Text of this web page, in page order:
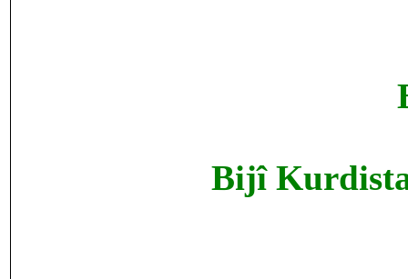
Bijî